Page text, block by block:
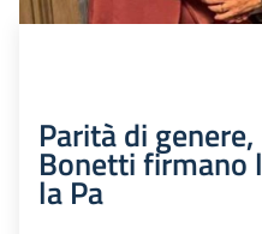
Parità di
Bonetti firmano
la Pa